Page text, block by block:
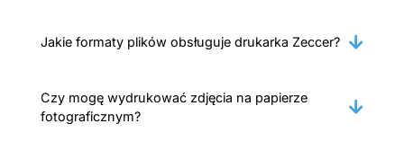
Jakie formaty plików obsługuje drukarka Zeccer?
Czy mogę wydrukować zdjęcia na papierze
fotograficznym?